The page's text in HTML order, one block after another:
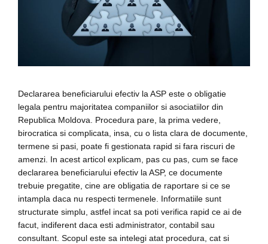
Declararea beneficiarului efectiv la ASP este o obligatie
legala pentru majoritatea companiilor si asociatiilor din
Republica Moldova. Procedura pare, la prima vedere,
birocratica si complicata, insa, cu o lista clara de documente,
termene si pasi, poate fi gestionata rapid si fara riscuri de
amenzi. In acest articol explicam, pas cu pas, cum se face
declararea beneficiarului efectiv la ASP, ce documente
trebuie pregatite, cine are obligatia de raportare si ce se
intampla daca nu respecti termenele. Informatiile sunt
structurate simplu, astfel incat sa poti verifica rapid ce ai de
facut, indiferent daca esti administrator, contabil sau
consultant. Scopul este sa intelegi atat procedura, cat si